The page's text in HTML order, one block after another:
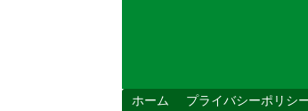
ホーム プライバシーポリシ